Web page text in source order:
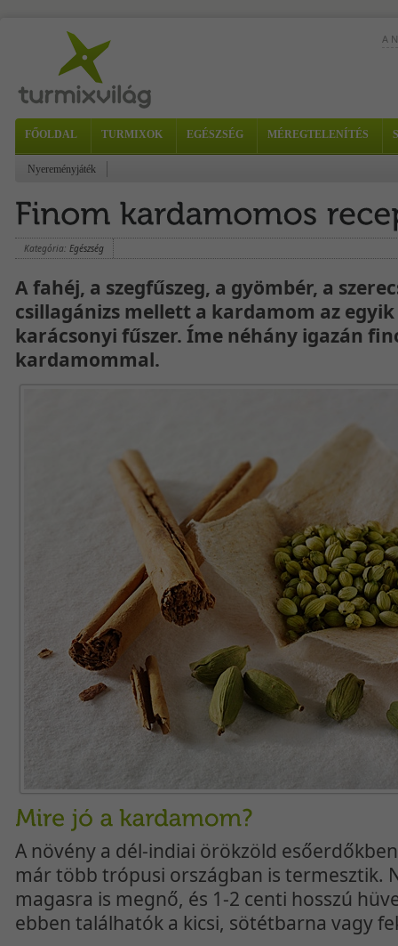
A
FŐOLDAL TURMIXOK EGÉSZSÉG MÉREGTELENÍTÉS
Nyereményjáték
Kategória: Egészség
A fahéj, a szegfűszeg, a gyömbér, a
csillagánizs mellett a kardamom az
karácsonyi fűszer. Íme néhány igazán
kardamommal.
A növény a dél-indiai örökzöld
már több trópusi országban is termesztik.
magasra is megnő, és 1-2 centi hosszú
ebben találhatók a kicsi, sötétbarna vagy